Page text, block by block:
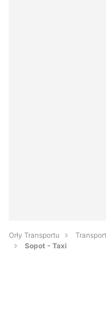
Orły Transportu
Sopot - Taxi